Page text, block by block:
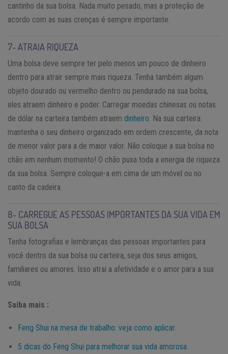
cantinho da sua bolsa. Nada muito pesado, mas a proteção de
acordo com as suas crenças é sempre importante.
7- ATRAIA RIQUEZA
Uma bolsa deve sempre ter pelo menos um pouco de dinheiro
dentro para atrair sempre mais riqueza. Tenha também algum
objeto dourado ou vermelho dentro ou pendurado na sua bolsa,
eles atraem dinheiro e poder. Carregar moedas chinesas ou notas
de dólar na carteira também atraem dinheiro . Na sua carteira:
mantenha o seu dinheiro organizado em ordem crescente, da nota
de menor valor para a de maior valor. Não coloque a sua bolsa no
chão em nenhum momento! O chão puxa toda a energia de riqueza
da sua bolsa. Sempre coloque-a em cima de um móvel ou no
canto da cadeira.
8- CARREGUE AS PESSOAS IMPORTANTES DA SUA VIDA EM
SUA BOLSA
Tenha fotografias e lembranças das pessoas importantes para
você dentro da sua bolsa ou carteira, seja dos seus amigos,
familiares ou amores. Isso atrai a afetividade e o amor para a sua
vida.
Saiba mais :
Feng Shui na mesa de trabalho: veja como aplicar.
5 dicas do Feng Shui para melhorar sua vida amorosa.